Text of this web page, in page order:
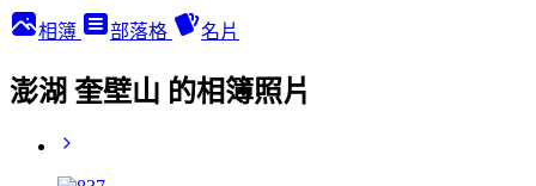
相簿 部落格 名片
澎湖 奎壁山 的相簿照片